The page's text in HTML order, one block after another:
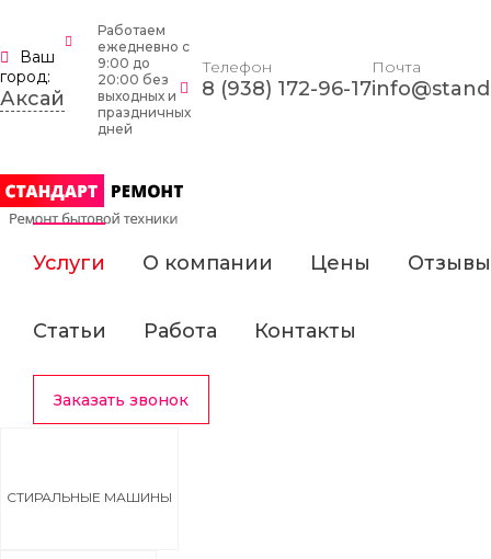
Ваш
город:
Аксай
Работаем
ежедневно c
9:00 до
20:00 без
выходных и
праздничных
дней
Телефон
8 (938) 172-96-17
Почта
Услуги О компании Цены Отзывы
Статьи Работа Контакты
Заказать звонок
СТИРАЛЬНЫЕ МАШИНЫ